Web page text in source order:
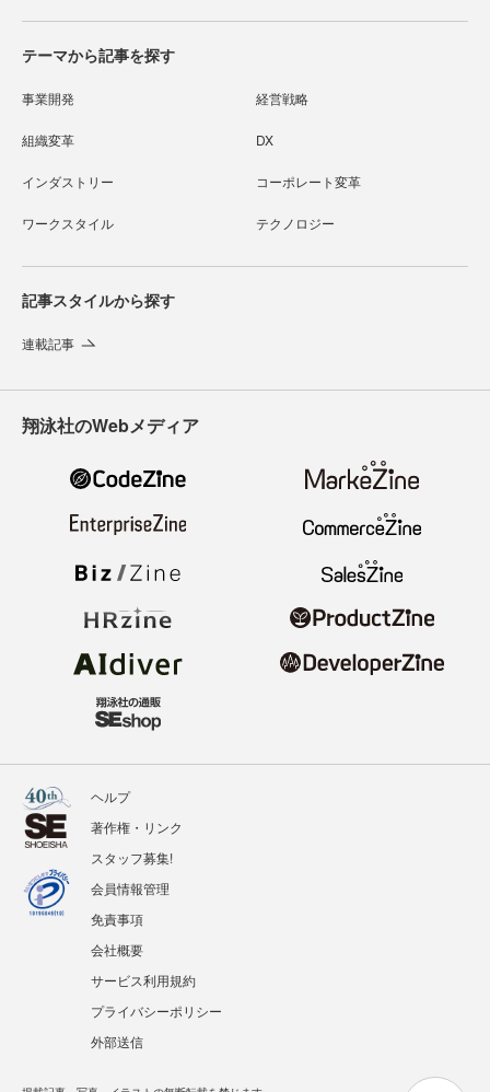
テーマから記事を探す
事業開発 経営戦略
組織変革 DX
インダストリー コーポレート変革
ワークスタイル テクノロジー
記事スタイルから探す
連載記事
翔泳社のWebメディア
ヘルプ
著作権・リンク
スタッフ募集!
会員情報管理
免責事項
会社概要
サービス利用規約
プライバシーポリシー
外部送信